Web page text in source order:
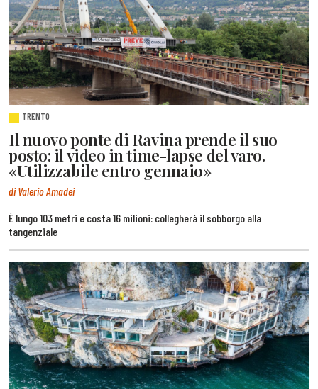
TRENTO
Il nuovo ponte di Ravina prende il suo
posto: il video in time-lapse del varo.
«Utilizzabile entro gennaio»
di Valerio Amadei
È lungo 103 metri e costa 16 milioni: collegherà il sobborgo alla
tangenziale